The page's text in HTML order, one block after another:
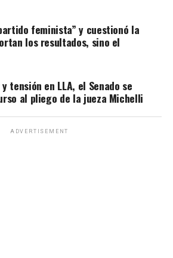
feminista” y cuestionó la
los resultados, sino el
tensión en LLA, el Senado se
al pliego de la jueza Michelli
ADVERTISEMENT